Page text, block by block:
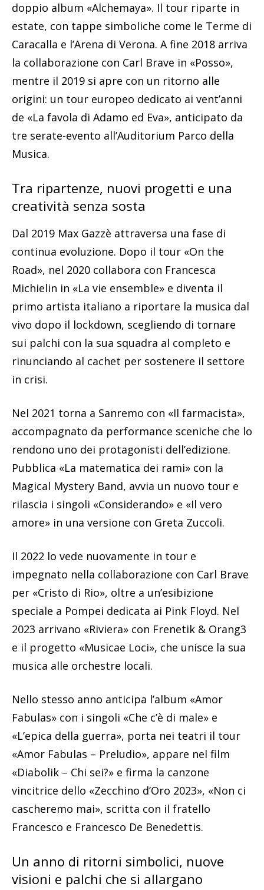
doppio album «Alchemaya». Il tour riparte in
estate, con tappe simboliche come le Terme di
Caracalla e l’Arena di Verona. A fine 2018 arriva
la collaborazione con Carl Brave in «Posso»,
mentre il 2019 si apre con un ritorno alle
origini: un tour europeo dedicato ai vent’anni
de «La favola di Adamo ed Eva», anticipato da
tre serate-evento all’Auditorium Parco della
Musica.
Tra ripartenze, nuovi progetti e una
creatività senza sosta
Dal 2019 Max Gazzè attraversa una fase di
continua evoluzione. Dopo il tour «On the
Road», nel 2020 collabora con Francesca
Michielin in «La vie ensemble» e diventa il
primo artista italiano a riportare la musica dal
vivo dopo il lockdown, scegliendo di tornare
sui palchi con la sua squadra al completo e
rinunciando al cachet per sostenere il settore
in crisi.
Nel 2021 torna a Sanremo con «Il farmacista»,
accompagnato da performance sceniche che lo
rendono uno dei protagonisti dell’edizione.
Pubblica «La matematica dei rami» con la
Magical Mystery Band, avvia un nuovo tour e
rilascia i singoli «Considerando» e «Il vero
amore» in una versione con Greta Zuccoli.
Il 2022 lo vede nuovamente in tour e
impegnato nella collaborazione con Carl Brave
per «Cristo di Rio», oltre a un’esibizione
speciale a Pompei dedicata ai Pink Floyd. Nel
2023 arrivano «Riviera» con Frenetik & Orang3
e il progetto «Musicae Loci», che unisce la sua
musica alle orchestre locali.
Nello stesso anno anticipa l’album «Amor
Fabulas» con i singoli «Che c’è di male» e
«L’epica della guerra», porta nei teatri il tour
«Amor Fabulas – Preludio», appare nel film
«Diabolik – Chi sei?» e firma la canzone
vincitrice dello «Zecchino d’Oro 2023», «Non ci
cascheremo mai», scritta con il fratello
Francesco e Francesco De Benedettis.
Un anno di ritorni simbolici, nuove
visioni e palchi che si allargano